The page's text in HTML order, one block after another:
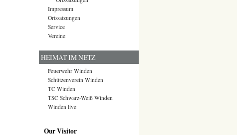
Impressum
Ortssatzungen
Service
Vereine
HEIMAT IM NETZ
Feuerwehr Winden
Schützenverein Winden
TC Winden
TSC Schwarz-Weiß Winden
Winden live
Our Visitor